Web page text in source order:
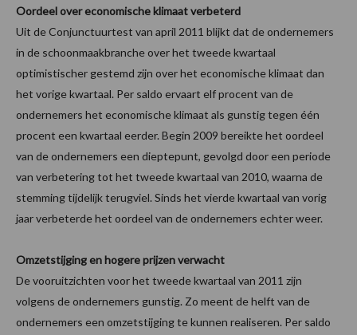
Oordeel over economische klimaat verbeterd
Uit de Conjunctuurtest van april 2011 blijkt dat de ondernemers
in de schoonmaakbranche over het tweede kwartaal
optimistischer gestemd zijn over het economische klimaat dan
het vorige kwartaal. Per saldo ervaart elf procent van de
ondernemers het economische klimaat als gunstig tegen één
procent een kwartaal eerder. Begin 2009 bereikte het oordeel
van de ondernemers een dieptepunt, gevolgd door een periode
van verbetering tot het tweede kwartaal van 2010, waarna de
stemming tijdelijk terugviel. Sinds het vierde kwartaal van vorig
jaar verbeterde het oordeel van de ondernemers echter weer.
Omzetstijging en hogere prijzen verwacht
De vooruitzichten voor het tweede kwartaal van 2011 zijn
volgens de ondernemers gunstig. Zo meent de helft van de
ondernemers een omzetstijging te kunnen realiseren. Per saldo